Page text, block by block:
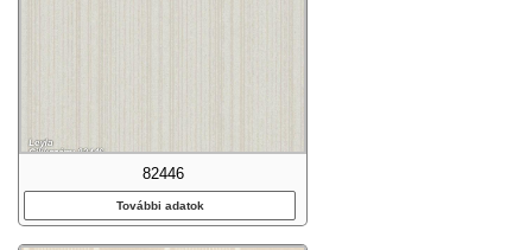
82446
További adatok